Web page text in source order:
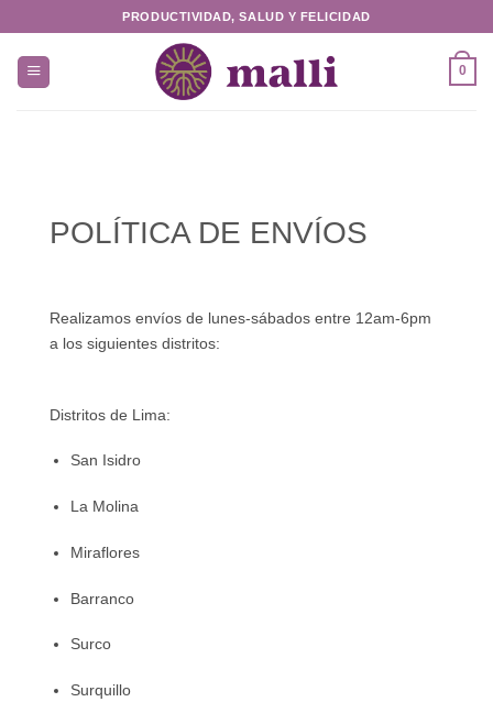
al
contenido
PRODUCTIVIDAD, SALUD Y FELICIDAD
0
POLÍTICA DE ENVÍOS
Realizamos envíos de lunes-sábados entre 12am-6pm
a los siguientes distritos:
Distritos de Lima:
San Isidro
La Molina
Miraflores
Barranco
Surco
Surquillo